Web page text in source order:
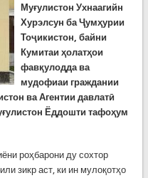
Муғулистон Ухнаагийн
Хурэлсун ба Ҷумҳурии
Тоҷикистон, байни
Кумитаи ҳолатҳои
фавқулодда ва
мудофиаи граждании
ва Агентии давлатӣ
Ёддошти тафоҳум
роҳбарони ду сохтор
зикр аст, ки ин мулоқотҳо